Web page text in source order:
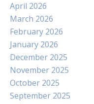
April 2026
March 2026
February 2026
January 2026
December 2025
November 2025
October 2025
September 2025